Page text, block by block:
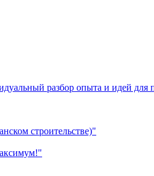
разбор опыта и идей для
строительстве)"